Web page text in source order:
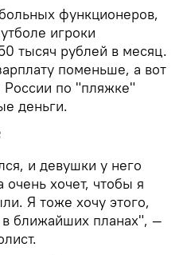
функционеров,
игроки
тысяч рублей в месяц.
поменьше, а вот
по "пляжке"
деньги.
и девушки у него
хочет, чтобы я
Я тоже хочу этого,
в ближайших планах", —